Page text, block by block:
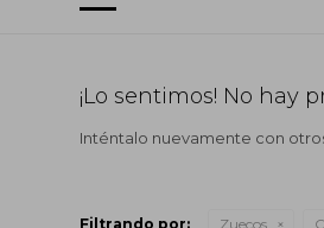
¡Lo sentimos! No hay
Inténtalo nuevamente con
Filtrando por: Zuecos